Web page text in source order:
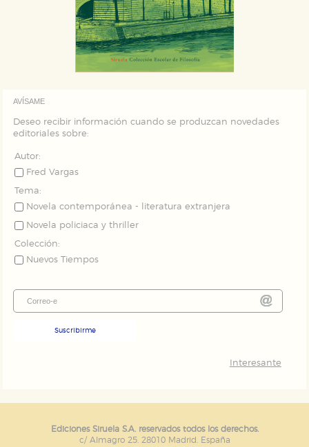
AVÍSAME
Deseo recibir información cuando se produzcan novedades
editoriales sobre:
Autor:
Fred Vargas
Tema:
Novela contemporánea - literatura extranjera
Novela policiaca y thriller
Colección:
Nuevos Tiempos
Suscribirme
Interesante
Ediciones Siruela S.A. reservados todos los derechos.
c/ Almagro 25. 28010 Madrid. España